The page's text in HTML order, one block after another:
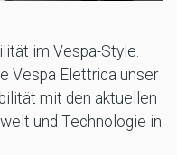
im Vespa-Style.
Vespa Elettrica unser
mit den aktuellen
und Technologie in